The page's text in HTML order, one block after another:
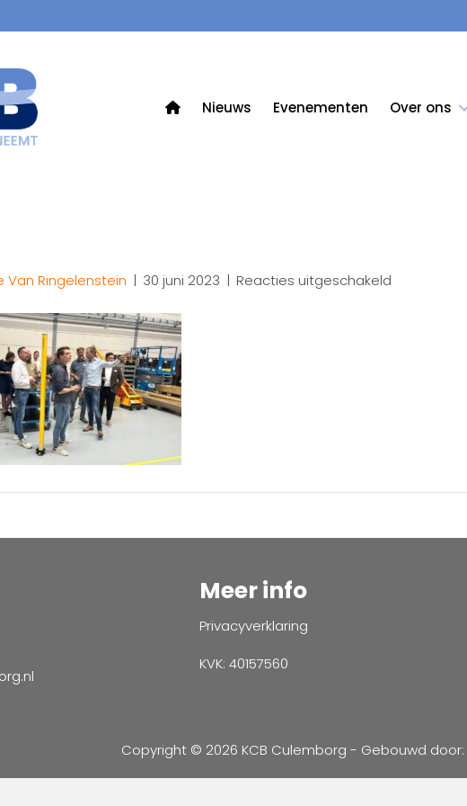
Nieuws Evenementen Over ons
Van Ringelenstein | 30 juni 2023 | Reacties uitgeschakeld
Meer info
Privacyverklaring
KVK: 40157560
Copyright © 2026 KCB Culemborg - Gebouwd door: